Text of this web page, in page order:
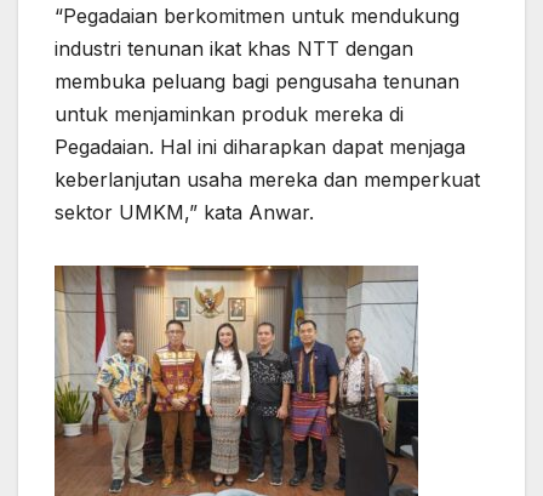
“Pegadaian berkomitmen untuk mendukung
industri tenunan ikat khas NTT dengan
membuka peluang bagi pengusaha tenunan
untuk menjaminkan produk mereka di
Pegadaian. Hal ini diharapkan dapat menjaga
keberlanjutan usaha mereka dan memperkuat
sektor UMKM,” kata Anwar.